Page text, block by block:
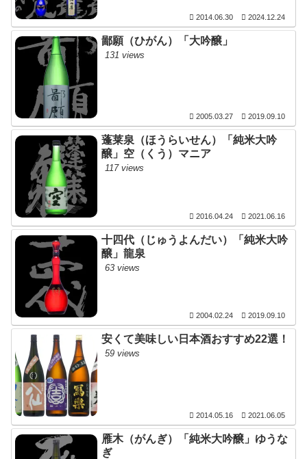
2014.06.30 2024.12.24
鄙願（ひがん）「大吟醸」
131 views
2005.03.27 2019.09.10
蓬莱泉（ほうらいせん）「純米大吟
醸」空（くう）マニア
117 views
2016.04.24 2021.06.16
十四代（じゅうよんだい）「純米大吟
醸」龍泉
63 views
2004.02.24 2019.09.10
安くて美味しい日本酒おすすめ22選！
59 views
2014.05.16 2021.06.05
雁木（がんぎ）「純米大吟醸」ゆうな
ぎ